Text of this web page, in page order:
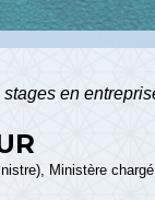
en
Ministère chargé